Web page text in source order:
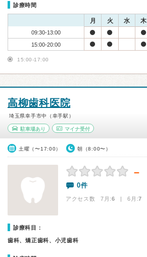
診療時間
月 火 水 木
09:30-13:00
15:00-20:00
15:00-17:00
高柳歯科医院
埼玉県幸手市中（幸手駅）
駐車場あり マイナ受付
土曜（〜17:00） 朝（8:00〜）
－
0件
アクセス数 7月:6 | 6月:7
診療科目：
歯科、矯正歯科、小児歯科